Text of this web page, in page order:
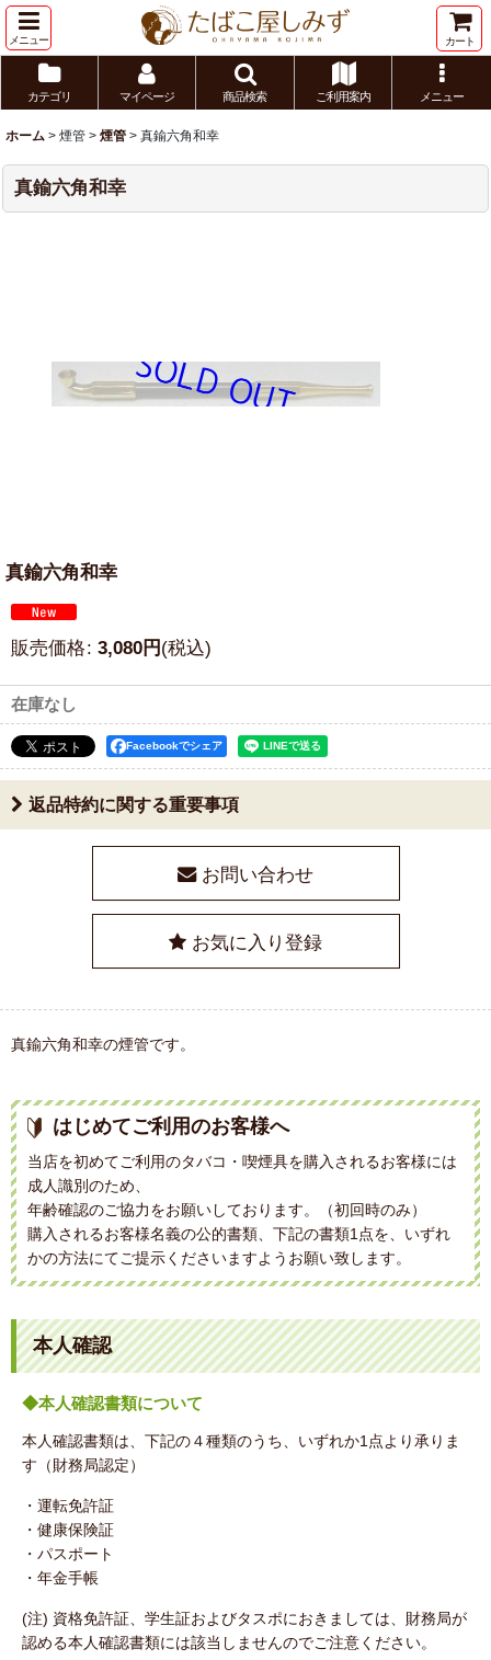
メニュー カート
カテゴリ マイページ 商品検索 ご利用案内 メニュー
ホーム > 煙管 > 煙管 > 真鍮六角和幸
真鍮六角和幸
真鍮六角和幸
販売価格: 3,080円 (税込)
在庫なし
Facebookでシェア
返品特約に関する重要事項
お問い合わせ
お気に入り登録
真鍮六角和幸の煙管です。
はじめてご利用のお客様へ
当店を初めてご利用のタバコ・喫煙具を購入されるお客様には
成人識別のため、
年齢確認のご協力をお願いしております。（初回時のみ）
購入されるお客様名義の公的書類、下記の書類1点を、いずれ
かの方法にてご提示くださいますようお願い致します。
本人確認
◆本人確認書類について
本人確認書類は、下記の４種類のうち、いずれか1点より承りま
す（財務局認定）
・運転免許証
・健康保険証
・パスポート
・年金手帳
(注) 資格免許証、学生証およびタスポにおきましては、財務局が
認める本人確認書類には該当しませんのでご注意ください。